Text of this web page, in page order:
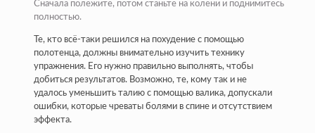
Сначала полежите, потом станьте на колени и поднимитесь
полностью.
Те, кто всё-таки решился на похудение с помощью
полотенца, должны внимательно изучить технику
упражнения. Его нужно правильно выполнять, чтобы
добиться результатов. Возможно, те, кому так и не
удалось уменьшить талию с помощью валика, допускали
ошибки, которые чреваты болями в спине и отсутствием
эффекта.